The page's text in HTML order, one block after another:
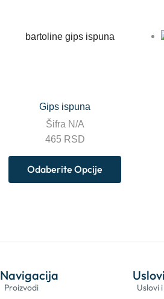
Gips ispuna
Šifra N/A
465 RSD
Odaberite Opcije
Navigacija
Proizvodi
Uslovi